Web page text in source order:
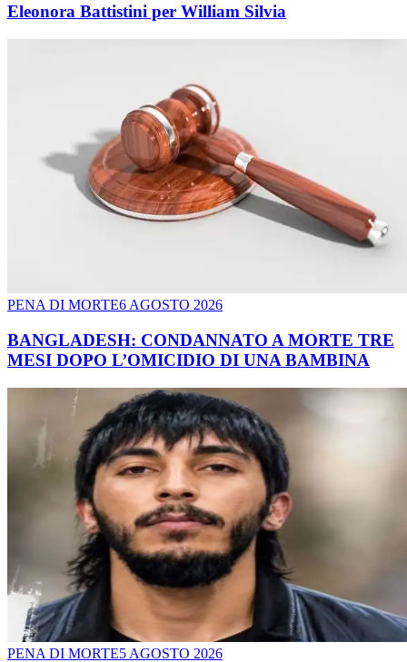
Eleonora Battistini per William Silvia
PENA DI MORTE6 AGOSTO 2026
BANGLADESH: CONDANNATO A MORTE TRE
MESI DOPO L’OMICIDIO DI UNA BAMBINA
PENA DI MORTE5 AGOSTO 2026